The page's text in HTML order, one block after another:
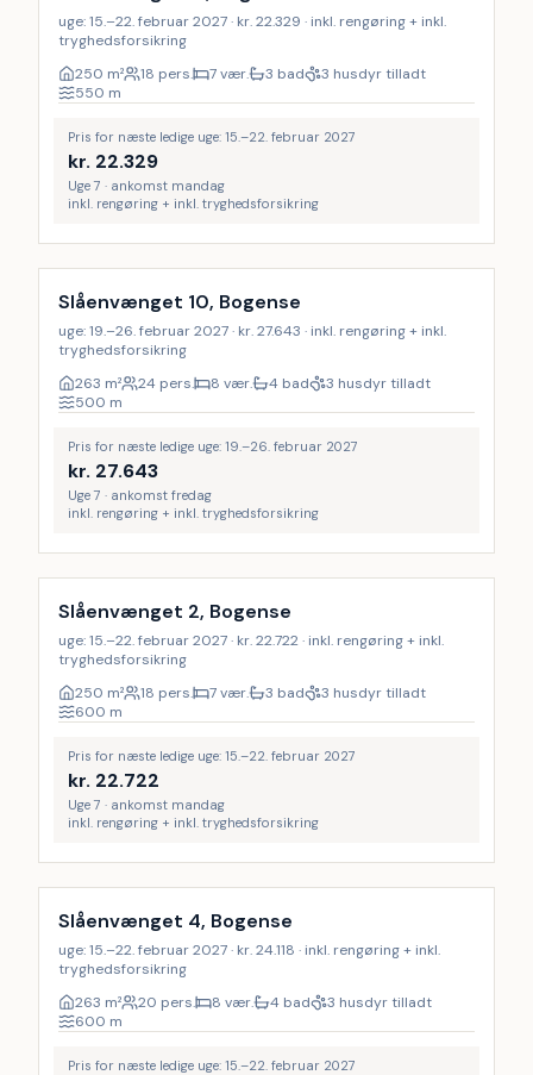
uge: 15.–22. februar 2027 · kr. 22.329 · inkl. rengøring + inkl.
tryghedsforsikring
250 m² 18 pers. 7 vær. 3 bad
3 husdyr tilladt
550 m
Pris for næste ledige uge: 15.–22. februar 2027
kr. 22.329
Uge 7 · ankomst mandag
inkl. rengøring + inkl. tryghedsforsikring
Inkl. rengøring
Slåenvænget 10, Bogense
uge: 19.–26. februar 2027 · kr. 27.643 · inkl. rengøring + inkl.
tryghedsforsikring
263 m² 24 pers. 8 vær. 4 bad
3 husdyr tilladt
500 m
Pris for næste ledige uge: 19.–26. februar 2027
kr. 27.643
Uge 7 · ankomst fredag
inkl. rengøring + inkl. tryghedsforsikring
Inkl. rengøring
Slåenvænget 2, Bogense
uge: 15.–22. februar 2027 · kr. 22.722 · inkl. rengøring + inkl.
tryghedsforsikring
250 m² 18 pers. 7 vær. 3 bad
3 husdyr tilladt
600 m
Pris for næste ledige uge: 15.–22. februar 2027
kr. 22.722
Uge 7 · ankomst mandag
inkl. rengøring + inkl. tryghedsforsikring
Inkl. rengøring
Slåenvænget 4, Bogense
uge: 15.–22. februar 2027 · kr. 24.118 · inkl. rengøring + inkl.
tryghedsforsikring
263 m² 20 pers. 8 vær. 4 bad
3 husdyr tilladt
600 m
Pris for næste ledige uge: 15.–22. februar 2027